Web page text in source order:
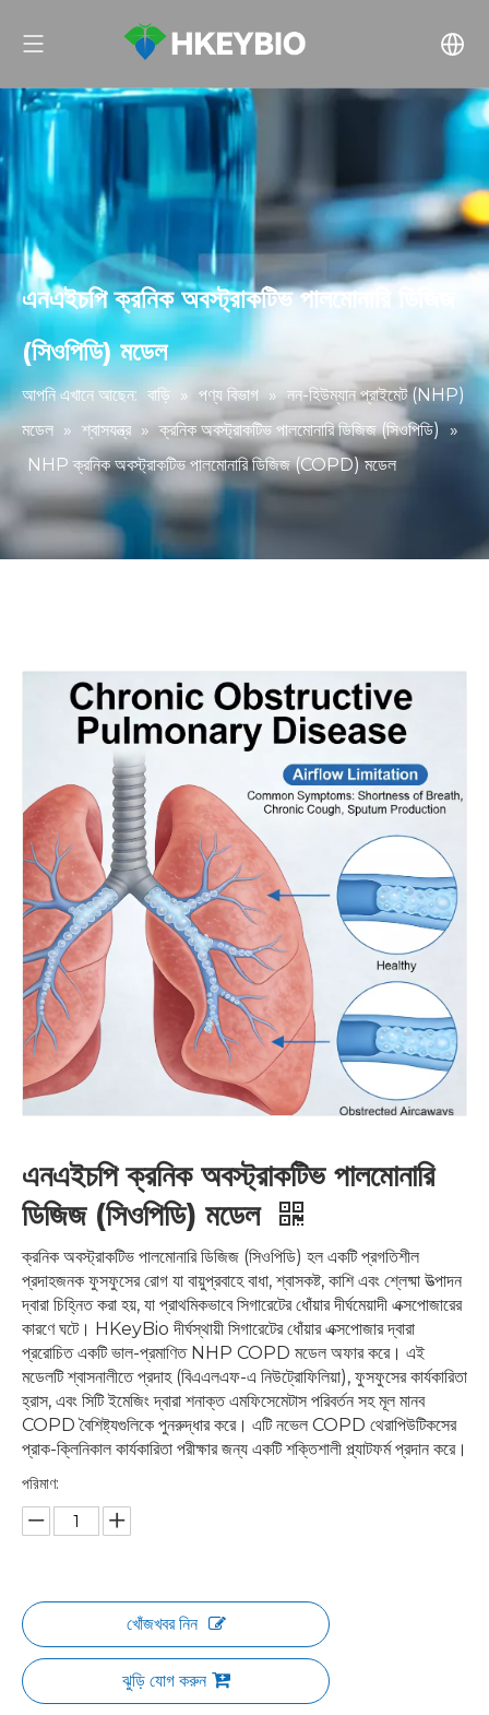
এনএইচপি ক্রনিক অবস্ট্রাকটিভ পালমোনারি ডিজিজ
(সিওপিডি) মডেল
আপনি এখানে আছেন: বাড়ি » পণ্য বিভাগ » নন-হিউম্যান প্রাইমেট (NHP)
মডেল » শ্বাসযন্ত্র » ক্রনিক অবস্ট্রাকটিভ পালমোনারি ডিজিজ (সিওপিডি)
»
NHP ক্রনিক অবস্ট্রাকটিভ পালমোনারি ডিজিজ (COPD) মডেল
এনএইচপি ক্রনিক অবস্ট্রাকটিভ পালমোনারি
ডিজিজ (সিওপিডি) মডেল
ক্রনিক অবস্ট্রাকটিভ পালমোনারি ডিজিজ (সিওপিডি) হল একটি প্রগতিশীল
প্রদাহজনক ফুসফুসের রোগ যা বায়ুপ্রবাহে বাধা, শ্বাসকষ্ট, কাশি এবং শ্লেষ্মা উত্পাদন
দ্বারা চিহ্নিত করা হয়, যা প্রাথমিকভাবে সিগারেটের ধোঁয়ার দীর্ঘমেয়াদী এক্সপোজারের
কারণে ঘটে। HKeyBio দীর্ঘস্থায়ী সিগারেটের ধোঁয়ার এক্সপোজার দ্বারা
প্ররোচিত একটি ভাল-প্রমাণিত NHP COPD মডেল অফার করে। এই
মডেলটি শ্বাসনালীতে প্রদাহ (বিএএলএফ-এ নিউট্রোফিলিয়া), ফুসফুসের কার্যকারিতা
হ্রাস, এবং সিটি ইমেজিং দ্বারা শনাক্ত এমফিসেমেটাস পরিবর্তন সহ মূল মানব
COPD বৈশিষ্ট্যগুলিকে পুনরুদ্ধার করে। এটি নভেল COPD থেরাপিউটিকসের
প্রাক-ক্লিনিকাল কার্যকারিতা পরীক্ষার জন্য একটি শক্তিশালী প্ল্যাটফর্ম প্রদান করে।
পরিমাণ:
খোঁজখবর নিন
ঝুড়ি যোগ করুন